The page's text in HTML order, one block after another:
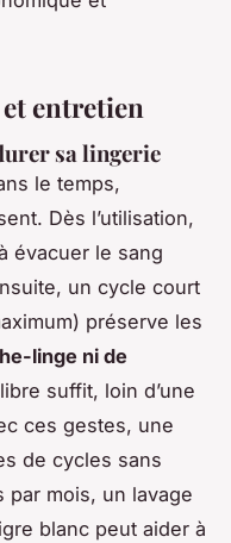
entretien
sa lingerie
le temps,
Dès l’utilisation,
évacuer le sang
un cycle court
préserve les
linge ni de
suffit, loin d’une
ces gestes, une
de cycles sans
mois, un lavage
blanc peut aider à